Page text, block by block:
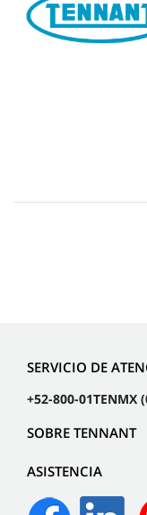
SERVICIO DE
+52-800-01TENMX
SOBRE TENNANT
ASISTENCIA